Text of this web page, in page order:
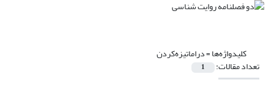
کلیدواژه‌ها =دراماتیزه‌کردن
تعداد مقالات: 1